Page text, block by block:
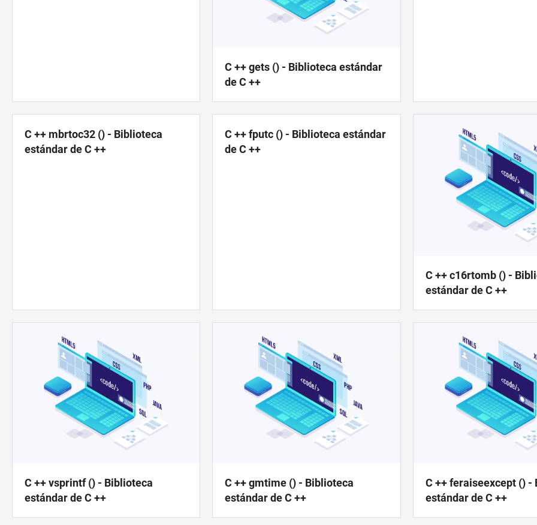
C ++ gets () - Biblioteca estándar
de C ++
C ++ mbrtoc32 () - Biblioteca
estándar de C ++
C ++ fputc () - Biblioteca estándar
de C ++
C ++ c16rtomb () -
estándar de C ++
C ++ vsprintf () - Biblioteca
estándar de C ++
C ++ gmtime () - Biblioteca
estándar de C ++
C ++ feraiseexcept () -
estándar de C ++